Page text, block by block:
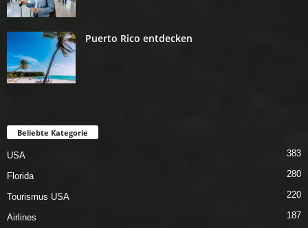
Puerto Rico entdecken
Beliebte Kategorie
USA 383
Florida 280
Tourismus USA 220
Airlines 187